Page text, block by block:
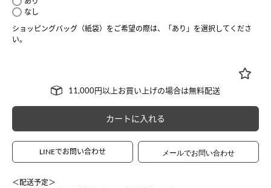
なし
ショッピングバッグ（紙袋）をご希望の際は、「あり」を選択してくださ
い。
カートに入れる
LINEでお問い合わせ
＜配送予定＞